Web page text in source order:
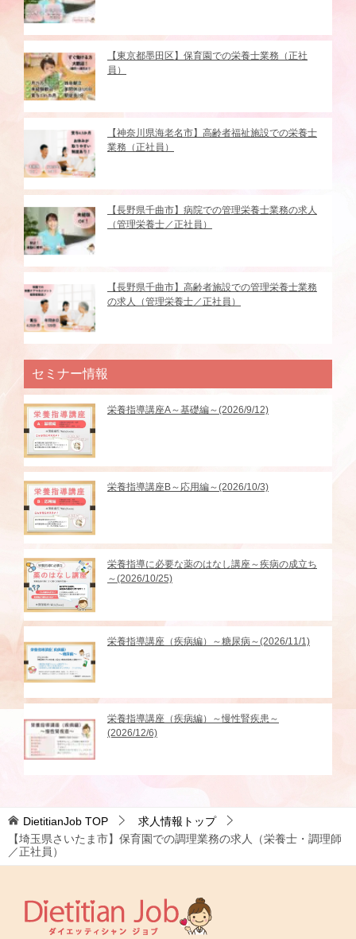
【東京都墨田区】保育園での栄養士業務（正社
員）
【神奈川県海老名市】高齢者福祉施設での栄養士
業務（正社員）
【長野県千曲市】病院での管理栄養士業務の求人
（管理栄養士／正社員）
【長野県千曲市】高齢者施設での管理栄養士業務
の求人（管理栄養士／正社員）
セミナー情報
栄養指導講座A～基礎編～(2026/9/12)
栄養指導講座B～応用編～(2026/10/3)
栄養指導に必要な薬のはなし講座～疾病の成立ち
～(2026/10/25)
栄養指導講座（疾病編）～糖尿病～(2026/11/1)
栄養指導講座（疾病編）～慢性腎疾患～
(2026/12/6)
DietitianJob TOP
求人情報トップ
【埼玉県さいたま市】保育園での調理業務の求人（栄養士・調理師
／正社員）